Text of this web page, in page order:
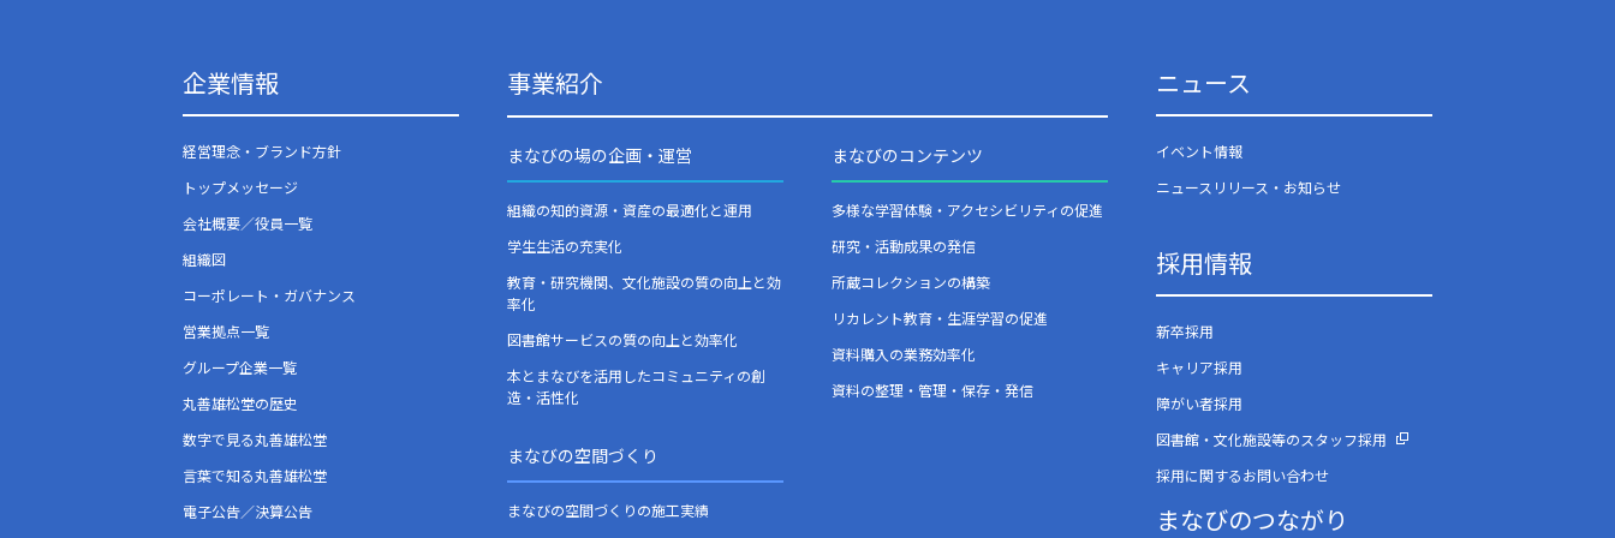
企業情報
経営理念・ブランド方針
トップメッセージ
会社概要／役員一覧
組織図
コーポレート・ガバナンス
営業拠点一覧
グループ企業一覧
丸善雄松堂の歴史
数字で見る丸善雄松堂
言葉で知る丸善雄松堂
電子公告／決算公告
事業紹介
まなびの場の企画・運営
組織の知的資源・資産の最適化と運用
学生生活の充実化
教育・研究機関、文化施設の質の向上と効
率化
図書館サービスの質の向上と効率化
本とまなびを活用したコミュニティの創
造・活性化
まなびの空間づくり
まなびの空間づくりの施工実績
まなびのコンテンツ
多様な学習体験・アクセシビリティの促進
研究・活動成果の発信
所蔵コレクションの構築
リカレント教育・生涯学習の促進
資料購入の業務効率化
資料の整理・管理・保存・発信
ニュース
イベント情報
ニュースリリース・お知らせ
採用情報
新卒採用
キャリア採用
障がい者採用
図書館・文化施設等のスタッフ採用
採用に関するお問い合わせ
まなびのつながり